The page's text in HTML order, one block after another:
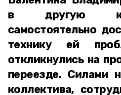
в другую
самостоятельно
технику ей
откликнулись на
переезде. Силами
коллектива,